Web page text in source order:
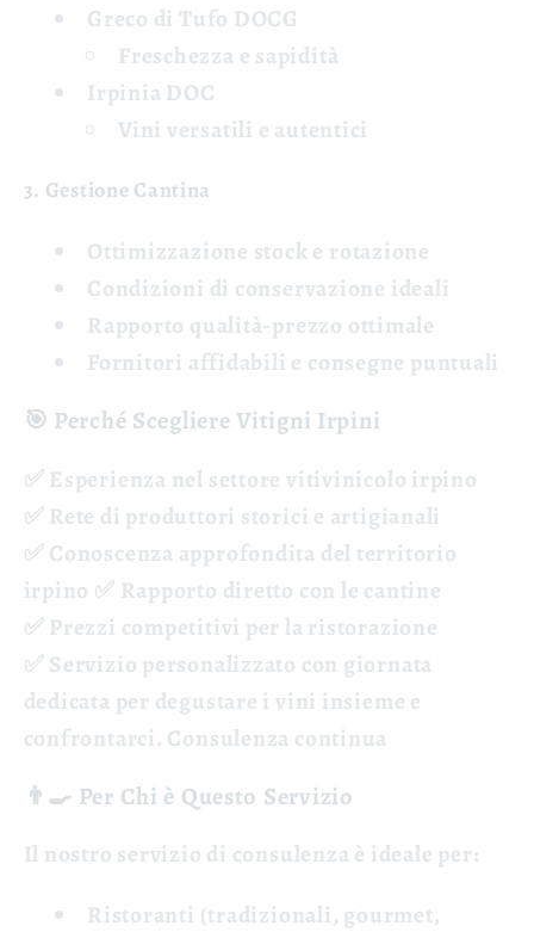
Greco di Tufo DOCG
Freschezza e sapidità
Irpinia DOC
Vini versatili e autentici
3. Gestione Cantina
Ottimizzazione stocke rotazione
Condizioni di conservazione ideali
Rapporto qualità-prezzo ottimale
Fornitori affidabili e consegne puntuali
🎯 Perché Scegliere Vitigni Irpini
✅Esperienza nel settore vitivinicolo irpino
✅Rete di produttori storici e artigianali
✅Conoscenza approfondita del territorio
irpino ✅ Rapporto diretto con le cantine
✅Prezzi competitivi per la ristorazione
✅Servizio personalizzato con giornata
dedicata per degustare i vini insieme e
confrontarci. Consulenza continua
👨🍳 Per Chi è Questo Servizio
Il nostro servizio di consulenza è ideale per:
Ristoranti (tradizionali, gourmet,